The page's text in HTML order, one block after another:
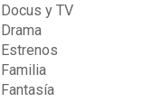
Docus y TV
Drama
Estrenos
Familia
Fantasía